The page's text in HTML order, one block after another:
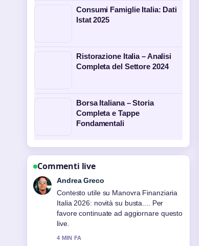
Consumi Famiglie Italia: Dati
Istat 2025
Ristorazione Italia – Analisi
Completa del Settore 2024
Borsa Italiana – Storia
Completa e Tappe
Fondamentali
Commenti live
Sara Moretti
La copertura di Elezioni regionali Italia:
come funziona il voto... sembra solida e
molto facile da seguire.
6 MIN FA